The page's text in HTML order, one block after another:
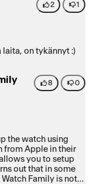
2 1
laita, on tykännyt :)
8 0
the watch using
from Apple in their
you to setup
out that in some
Family is not